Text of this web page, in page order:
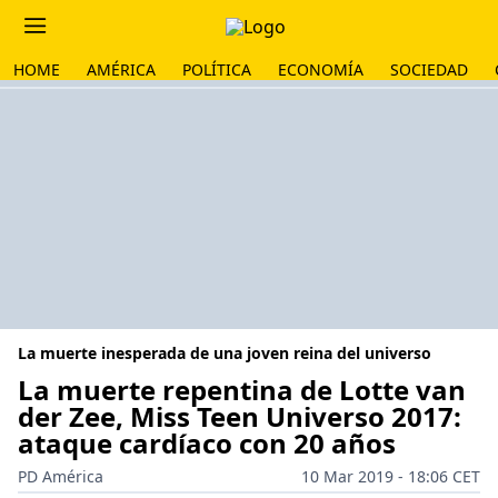
HOME AMÉRICA POLÍTICA ECONOMÍA SOCIEDAD
La muerte inesperada de una joven reina del universo
La muerte repentina de Lotte van
der Zee, Miss Teen Universo 2017:
ataque cardíaco con 20 años
PD América
10 Mar 2019 - 18:06 CET